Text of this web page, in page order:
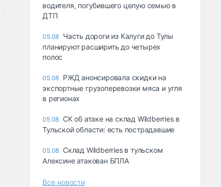
водителя, погубившего целую семью в
ДТП
05.08 Часть дороги из Калуги до Тулы
планируют расширить до четырех
полос
05.08 РЖД анонсировала скидки на
экспортные грузоперевозки мяса и угля
в регионах
05.08 СК об атаке на склад Wildberries в
Тульской области: есть пострадавшие
05.08 Склад Wildberries в тульском
Алексине атакован БПЛА
Все новости